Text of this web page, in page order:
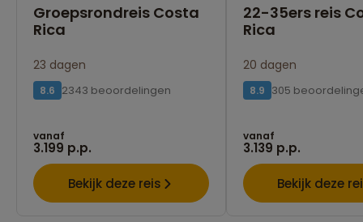
Groepsrondreis Costa
Rica
23 dagen
8.6 2343 beoordelingen
vanaf
3.199 p.p.
Bekijk deze reis
22-35ers reis
Rica
20 dagen
8.9 305
vanaf
3.139 p.p.
Bekijk deze